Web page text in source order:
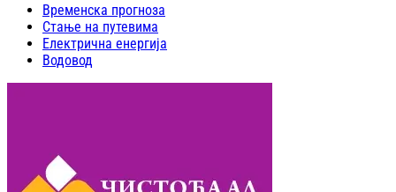
Временска прогноза
Стање на путевима
Електрична енергија
Водовод